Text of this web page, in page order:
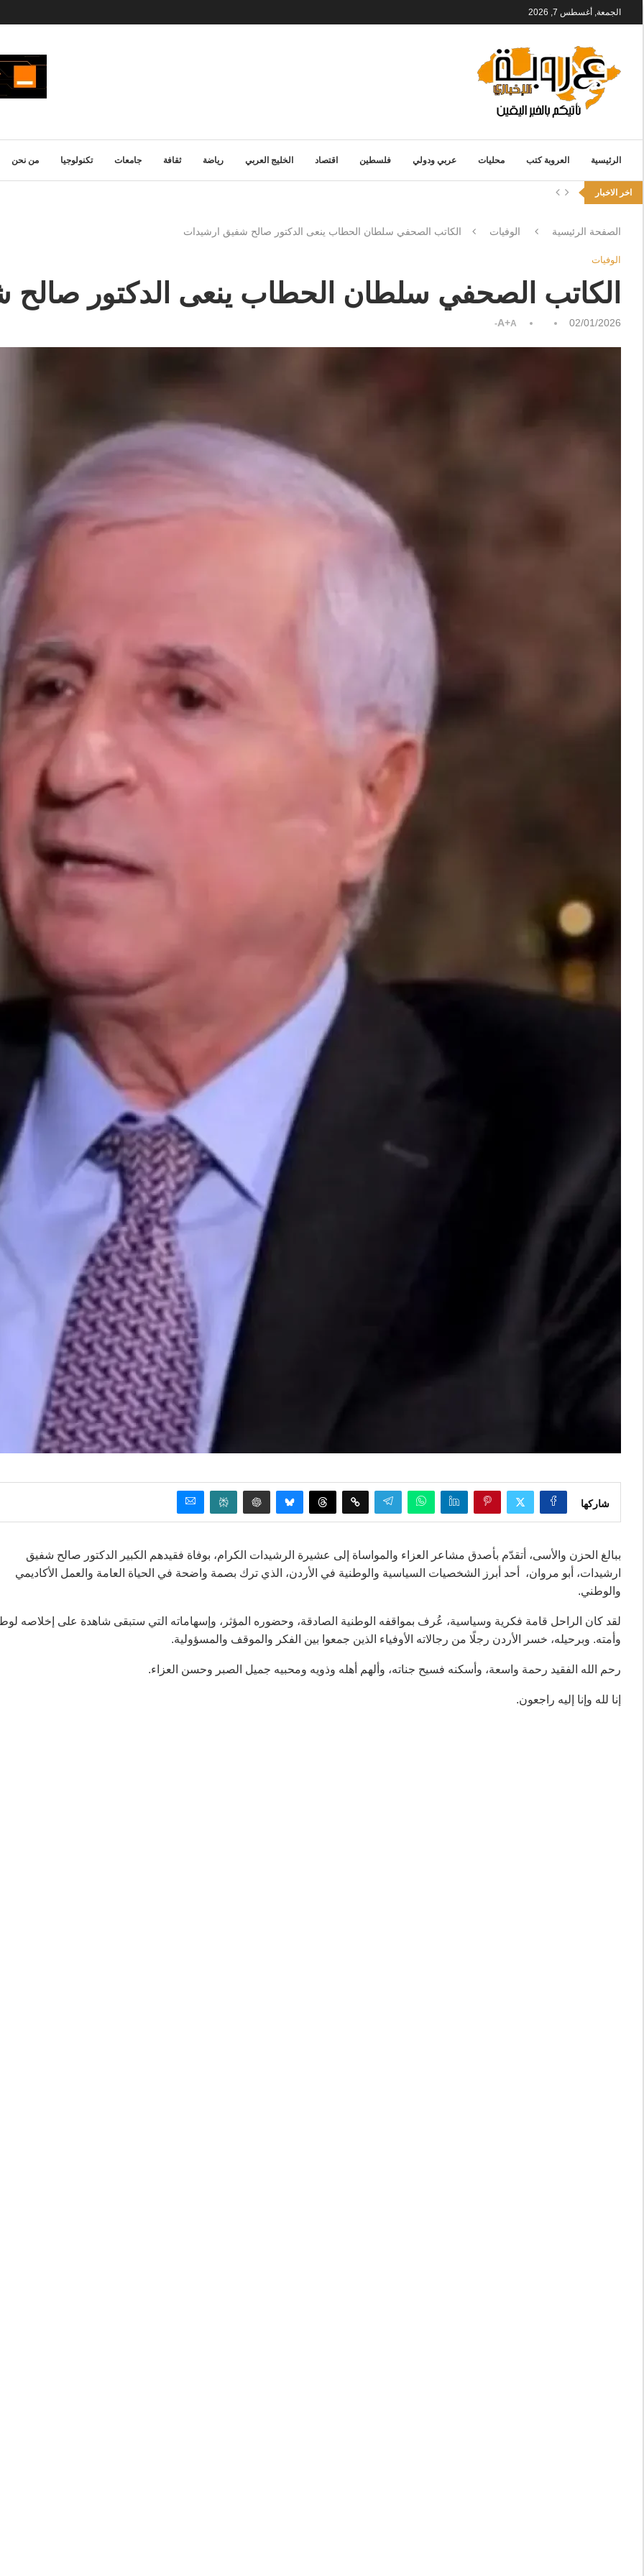
الجمعة, أغسطس 7, 2026
الرئيسية العروبة كتب محليات عربي ودولي فلسطين اقتصاد الخليج العربي رياضة ثقافة جامعات تكنولوجيا من نحن
اخر الاخبار
الصفحة الرئيسية الوفيات الكاتب الصحفي سلطان الحطاب ينعى الدكتور صالح شفيق ارشيدات
الوفيات
الكاتب الصحفي سلطان الحطاب ينعى الدكتور
02/01/2026
A+A-
شاركها
ببالغ الحزن والأسى، أتقدّم بأصدق مشاعر العزاء والمواساة إلى عشيرة الرشيدات الكرام، بوفاة فقيدهم الكبير الدكتور صالح شفيق
ارشيدات، أبو مروان، أحد أبرز الشخصيات السياسية والوطنية في الأردن، الذي ترك بصمة واضحة في الحياة العامة والعمل الأكاديمي
والوطني.
لقد كان الراحل قامة فكرية وسياسية، عُرف بمواقفه الوطنية الصادقة، وحضوره المؤثر، وإسهاماته التي ستبقى شاهدة على إخلاصه
وأمته. وبرحيله، خسر الأردن رجلًا من رجالاته الأوفياء الذين جمعوا بين الفكر والموقف والمسؤولية.
رحم الله الفقيد رحمة واسعة، وأسكنه فسيح جناته، وألهم أهله وذويه ومحبيه جميل الصبر وحسن العزاء.
إنا لله وإنا إليه راجعون.